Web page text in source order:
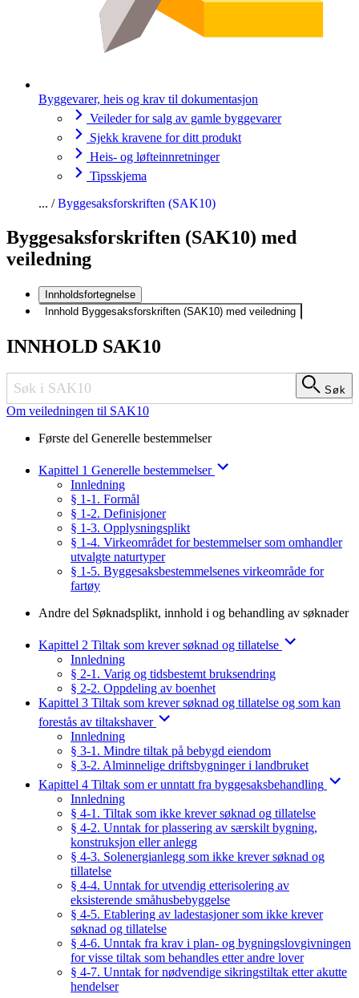
Byggevarer, heis og krav til dokumentasjon
Veileder for salg av gamle byggevarer
Sjekk kravene for ditt produkt
Heis- og løfteinnretninger
Tipsskjema
Byggesaksforskriften (SAK10)
Byggesaksforskriften (SAK10) med
veiledning
Innholdsfortegnelse
Innhold Byggesaksforskriften (SAK10) med veiledning
INNHOLD SAK10
Søk
Om veiledningen til SAK10
Første del Generelle bestemmelser
Kapittel 1 Generelle bestemmelser
Innledning
§ 1-1. Formål
§ 1-2. Definisjoner
§ 1-3. Opplysningsplikt
§ 1-4. Virkeområdet for bestemmelser som omhandler
utvalgte naturtyper
§ 1-5. Byggesaksbestemmelsenes virkeområde for
fartøy
Andre del Søknadsplikt, innhold i og behandling av søknader
Kapittel 2 Tiltak som krever søknad og tillatelse
Innledning
§ 2-1. Varig og tidsbestemt bruksendring
§ 2-2. Oppdeling av boenhet
Kapittel 3 Tiltak som krever søknad og tillatelse og som kan
forestås av tiltakshaver
Innledning
§ 3-1. Mindre tiltak på bebygd eiendom
§ 3-2. Alminnelige driftsbygninger i landbruket
Kapittel 4 Tiltak som er unntatt fra byggesaksbehandling
Innledning
§ 4-1. Tiltak som ikke krever søknad og tillatelse
§ 4-2. Unntak for plassering av særskilt bygning,
konstruksjon eller anlegg
§ 4-3. Solenergianlegg som ikke krever søknad og
tillatelse
§ 4-4. Unntak for utvendig etterisolering av
eksisterende småhusbebyggelse
§ 4-5. Etablering av ladestasjoner som ikke krever
søknad og tillatelse
§ 4-6. Unntak fra krav i plan- og bygningslovgivningen
for visse tiltak som behandles etter andre lover
§ 4-7. Unntak for nødvendige sikringstiltak etter akutte
hendelser